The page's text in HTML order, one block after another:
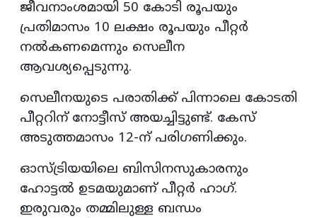
ജീവനാംശമായി 50 കോടി രൂപയും
പ്രതിമാസം 10 ലക്ഷം രൂപയും പീറ്റർ
നൽകണമെന്നും സെലീന
ആവശ്യപ്പെടുന്നു.
സെലീനയുടെ പരാതിക്ക് പിന്നാലെ കോടതി
പീറ്ററിന് നോട്ടീസ് അയച്ചിട്ടുണ്ട്. കേസ്
അടുത്തമാസം 12-ന് പരി​ഗണിക്കും.
ഓസ്ട്രിയയിലെ ബിസിനസുകാരനും
ഹോട്ടൽ ഉടമയുമാണ് പീറ്റർ ഹാ​ഗ്.
ഇരുവരും തമ്മിലുള്ള ബന്ധം